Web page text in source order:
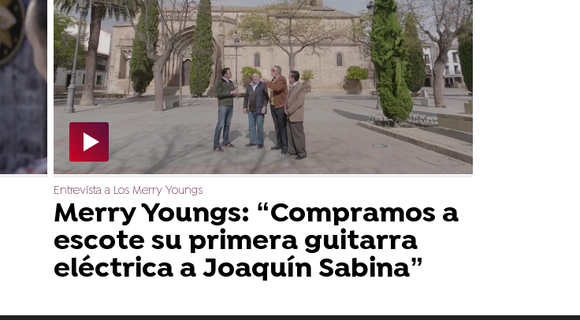
Entrevista a Los Merry Youngs
Merry Youngs: “Compramos a
escote su primera guitarra
eléctrica a Joaquín Sabina”